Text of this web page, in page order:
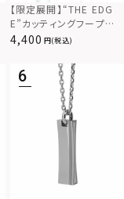
【限定展開】“THE EDG
E”カッティングフープピ
アス/サージカルステンレ
4,400 (税込)